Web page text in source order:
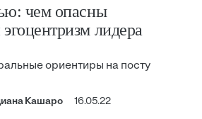
чем опасны
лидера
ориентиры на посту
Кашаро 16.05.22